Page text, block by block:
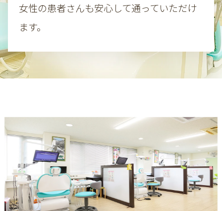
女性の患者さんも安心して通っていただけ
ます。